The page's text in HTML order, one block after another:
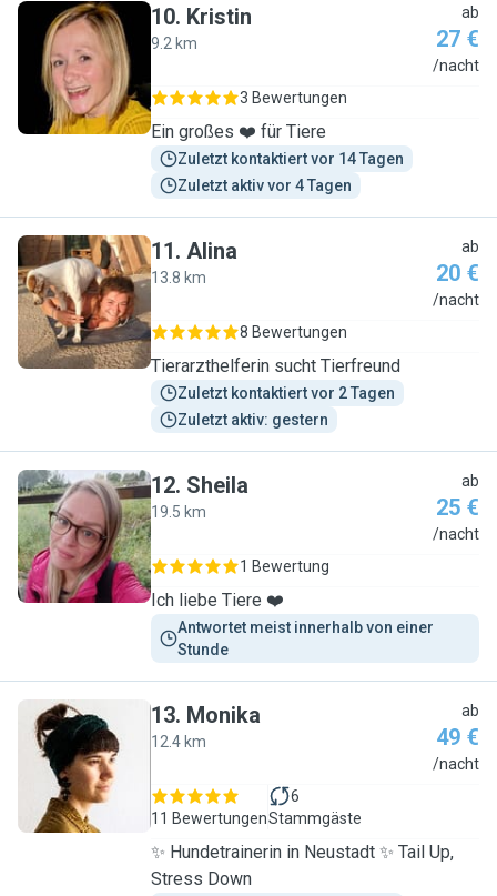
K
10. Kristin
9.2 km
ab
27 €
/nacht
3 Bewertungen
Ein großes ❤️ für Tiere
Zuletzt kontaktiert vor 14 Tagen
Zuletzt aktiv vor 4 Tagen
A
11. Alina
13.8 km
ab
20 €
/nacht
8 Bewertungen
Tierarzthelferin sucht Tierfreund
Zuletzt kontaktiert vor 2 Tagen
Zuletzt aktiv: gestern
S
12. Sheila
19.5 km
ab
25 €
/nacht
1 Bewertung
Ich liebe Tiere ❤️
Antwortet meist innerhalb von einer
Stunde
M
13. Monika
12.4 km
ab
49 €
/nacht
11 Bewertungen
6
Stammgäste
✨ Hundetrainerin in Neustadt ✨ Tail Up,
Stress Down